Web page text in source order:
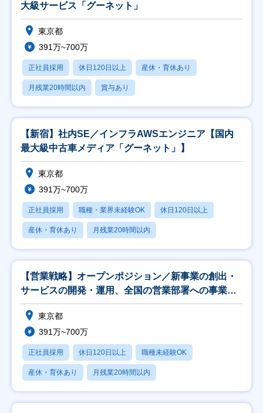
大級サービス「グーネット」
東京都
391万~700万
正社員採用 休日120日以上 産休・育休あり
月残業20時間以内 賞与あり
【新宿】社内SE／インフラAWSエンジニア【国内
最大級中古車メディア「グーネット」】
東京都
391万~700万
正社員採用 職種・業界未経験OK 休日120日以上
産休・育休あり 月残業20時間以内
【営業戦略】オープンポジション／新事業の創出・
サービスの開発・運用、全国の営業部署への事業推
進支援
東京都
391万~700万
正社員採用 休日120日以上 職種未経験OK
産休・育休あり 月残業20時間以内